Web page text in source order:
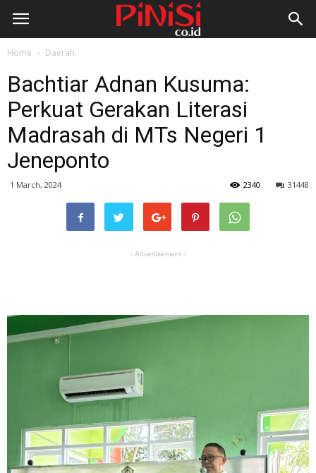
Home Daerah
Bachtiar Adnan Kusuma:
Perkuat Gerakan Literasi
Madrasah di MTs Negeri 1
Jeneponto
1 March, 2024 31448
2340
- Advertisement -